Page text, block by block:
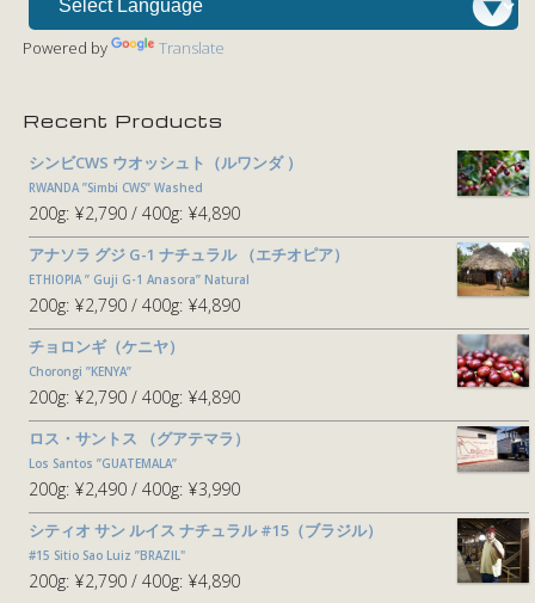
Powered by Translate
Recent Products
シンビCWS ウオッシュト（ルワンダ ）
RWANDA ”Simbi CWS” Washed
200g: ¥2,790 400g: ¥4,890
アナソラ グジ G-1 ナチュラル （エチオピア）
ETHIOPIA ” Guji G-1 Anasora” Natural
200g: ¥2,790 400g: ¥4,890
チョロンギ（ケニヤ）
Chorongi ”KENYA”
200g: ¥2,790 400g: ¥4,890
ロス・サントス （グアテマラ）
Los Santos ”GUATEMALA”
200g: ¥2,490 400g: ¥3,990
シティオ サン ルイス ナチュラル #15（ブラジル）
#15 Sitio Sao Luiz ”BRAZIL"
200g: ¥2,790 400g: ¥4,890